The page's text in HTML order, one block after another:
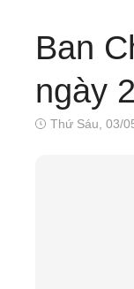
Ban
ngày
Thứ Sáu, 03/